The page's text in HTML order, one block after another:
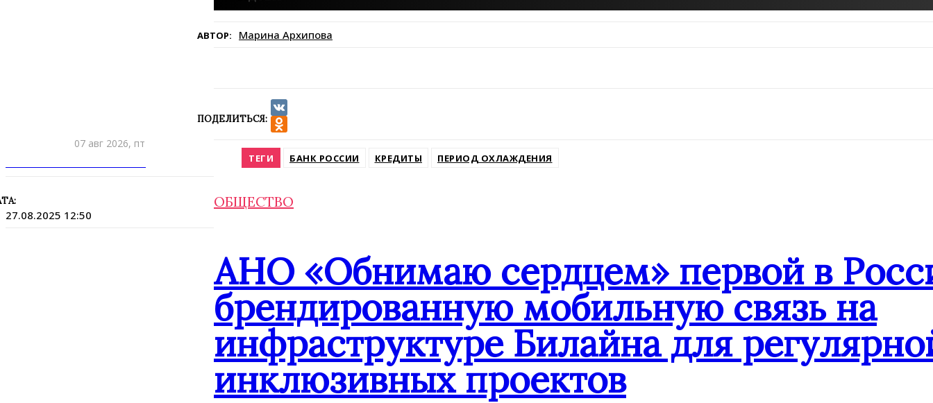
07 авг 2026, пт
27.08.2025 12:50
АВТОР: Марина Архипова
ПОДЕЛИТЬСЯ:
VK
ТЕГИ БАНК РОССИИ КРЕДИТЫ ПЕРИОД ОХЛАЖДЕНИЯ
ОБЩЕСТВО
АНО «Обнимаю сердцем» первой в
брендированную мобильную связь на
инфраструктуре Билайна для
инклюзивных проектов